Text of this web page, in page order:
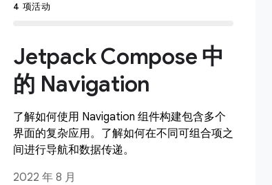
4 项活动
Jetpack Compose 中
的 Navigation
了解如何使用 Navigation 组件构建包含多个
界面的复杂应用。了解如何在不同可组合项之
间进行导航和数据传递。
2022 年 8 月